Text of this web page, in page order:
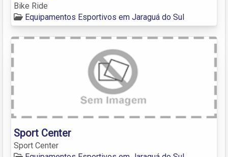
Bike Ride
Equipamentos Esportivos em Jaraguá do Sul
Sport Center
Sport Center